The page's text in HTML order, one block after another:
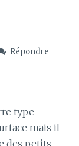
Répondre
type
mais il
des petits